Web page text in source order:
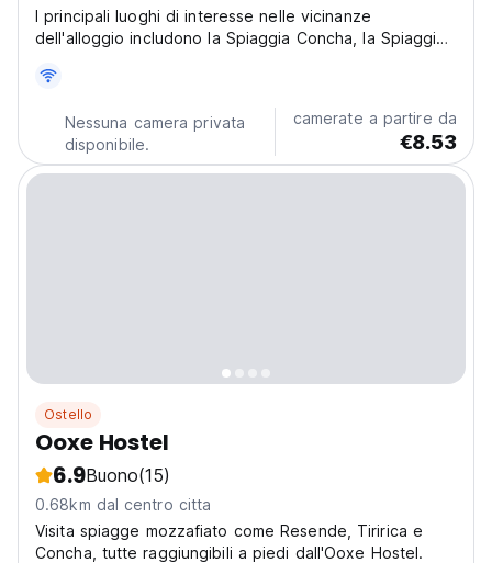
I principali luoghi di interesse nelle vicinanze
dell'alloggio includono la Spiaggia Concha, la Spiaggia
l'Aeroporto Ilheus / Bahia-Jorge Amado, a 74 km da
Nessuna camera privata
disponibile.
camerate a partire da
€8.53
Ostello
Ooxe Hostel
6.9Buono(15)
0.68km dal centro citta
Visita spiagge mozzafiato come Resende, Tiririca e
Concha, tutte raggiungibili a piedi dall'Ooxe Hostel.